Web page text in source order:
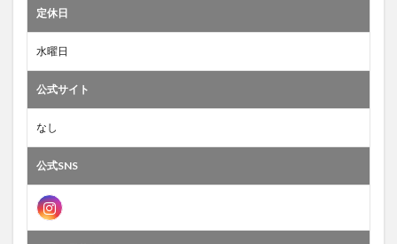
定休日
水曜日
公式サイト
なし
公式SNS